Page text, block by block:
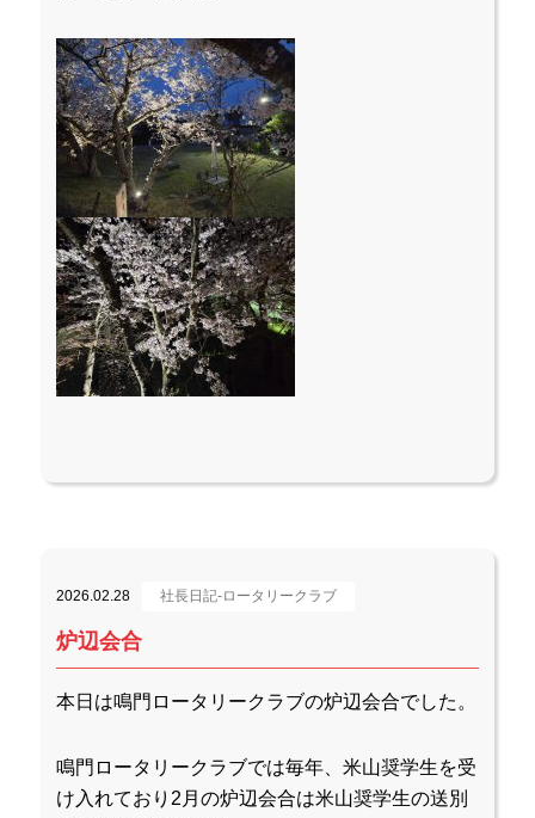
2026.02.28 社長日記-ロータリークラブ
炉辺会合
本日は鳴門ロータリークラブの炉辺会合でした。
鳴門ロータリークラブでは毎年、米山奨学生を受
け入れており2月の炉辺会合は米山奨学生の送別